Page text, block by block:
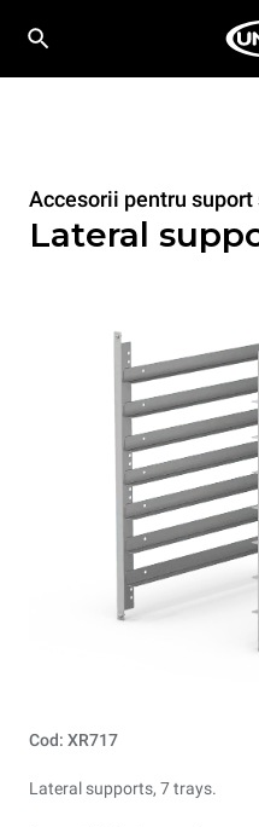
Accesorii pentru suport
Lateral
Cod: XR717
Lateral supports, 7 trays.